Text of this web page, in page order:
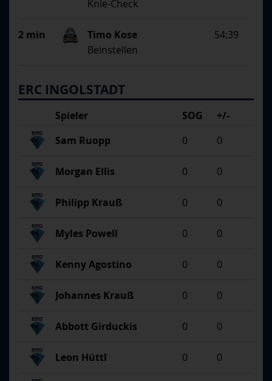
Knie-Check
2 min 54:39
Timo Kose
Beinstellen
ERC INGOLSTADT
Spieler SOG
+/-
Sam Ruopp
0 0
Morgan Ellis 0 0
Philipp Krauß 0 0
Myles Powell 0 0
Kenny Agostino 0 0
Johannes Krauß 0 0
Abbott Girduckis 0 0
Leon Hüttl 0 0